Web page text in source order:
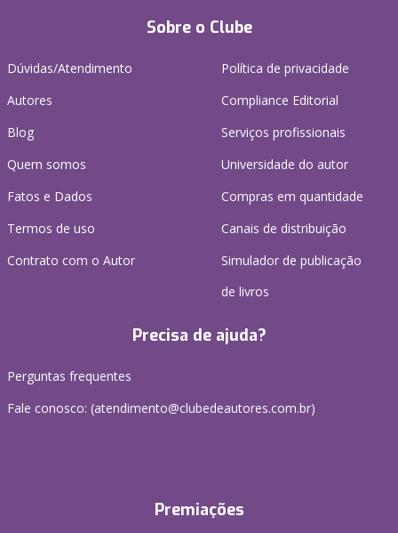
Sobre o Clube
Dúvidas/Atendimento
Autores
Blog
Quem somos
Fatos e Dados
Termos de uso
Contrato com o Autor
Política de privacidade
Compliance Editorial
Serviços profissionais
Universidade do autor
Compras em quantidade
Canais de distribuição
Simulador de publicação
de livros
Precisa de ajuda?
Perguntas frequentes
Fale conosco: (atendimento@clubedeautores.com.br)
Premiações